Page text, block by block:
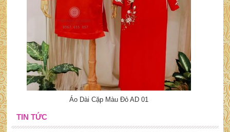
Áo Dài Cặp Màu Đỏ AD 01
TIN TỨC